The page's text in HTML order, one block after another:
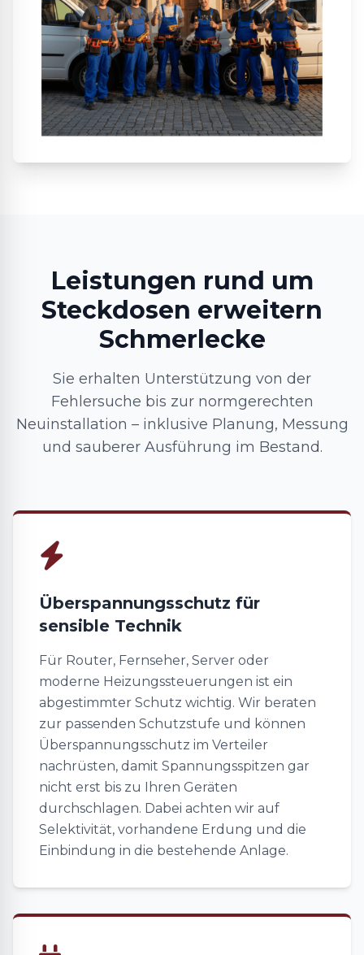
Leistungen rund um
Steckdosen erweitern
Schmerlecke
Sie erhalten Unterstützung von der
Fehlersuche bis zur normgerechten
Neuinstallation – inklusive Planung, Messung
und sauberer Ausführung im Bestand.
Überspannungsschutz für
sensible Technik
Für Router, Fernseher, Server oder
moderne Heizungssteuerungen ist ein
abgestimmter Schutz wichtig. Wir beraten
zur passenden Schutzstufe und können
Überspannungsschutz im Verteiler
nachrüsten, damit Spannungsspitzen gar
nicht erst bis zu Ihren Geräten
durchschlagen. Dabei achten wir auf
Selektivität, vorhandene Erdung und die
Einbindung in die bestehende Anlage.